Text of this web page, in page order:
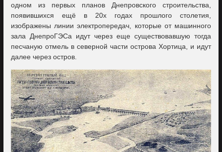
одном из первых планов Днепровского строительства,
появившихся ещё в 20х годах прошлого столетия,
изображены линии электропередач, которые от машинного
зала ДнепроГЭСа идут через еще существовавшую тогда
песчаную отмель в северной части острова Хортица, и идут
далее через остров.